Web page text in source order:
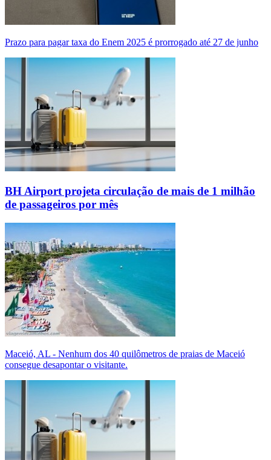
Prazo para pagar taxa do Enem 2025 é prorrogado até 27 de junho
BH Airport projeta circulação de mais de 1 milhão
de passageiros por mês
Maceió, AL - Nenhum dos 40 quilômetros de praias de Maceió
consegue desapontar o visitante.